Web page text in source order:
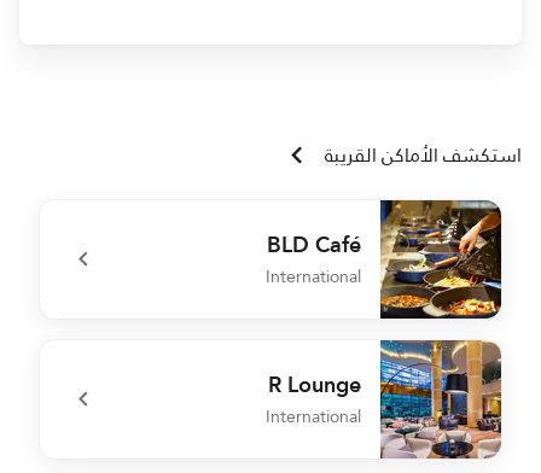
استكشف الأماكن القريبة
BLD Café
International
undefined BLD Café
R Lounge
International